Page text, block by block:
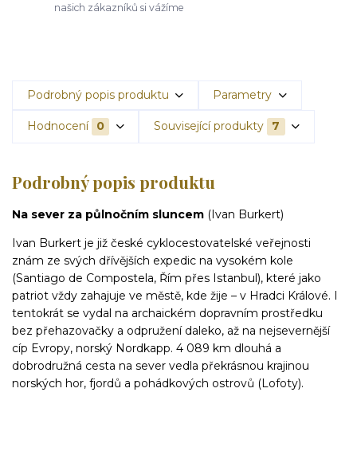
našich zákazníků si vážíme
Podrobný popis produktu Parametry
Hodnocení 0 Související produkty 7
Podrobný popis produktu
Na sever za půlnočním sluncem (Ivan Burkert)
Ivan Burkert je již české cyklocestovatelské veřejnosti
znám ze svých dřívějších expedic na vysokém kole
(Santiago de Compostela, Řím přes Istanbul), které jako
patriot vždy zahajuje ve městě, kde žije – v Hradci Králové. I
tentokrát se vydal na archaickém dopravním prostředku
bez přehazovačky a odpružení daleko, až na nejsevernější
cíp Evropy, norský Nordkapp. 4 089 km dlouhá a
dobrodružná cesta na sever vedla překrásnou krajinou
norských hor, fjordů a pohádkových ostrovů (Lofoty).